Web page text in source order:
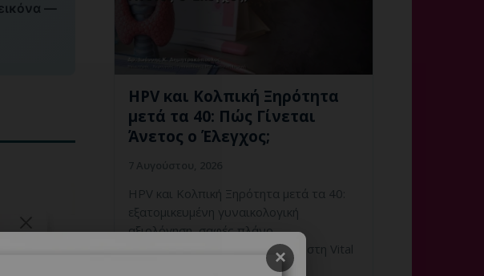
—
HPV και Κολπική Ξηρότητα
μετά τα 40: Πώς Γίνεται
Άνετος ο Έλεγχος;
HPV και Κολπική Ξηρότητα μετά τα 40:
εξατομικευμένη γυναικολογική
αξιολόγηση, σαφές πλάνο
παρακολούθησης και ραντεβού στη Vital
WomanHood Clinic Γλυφάδας.
×